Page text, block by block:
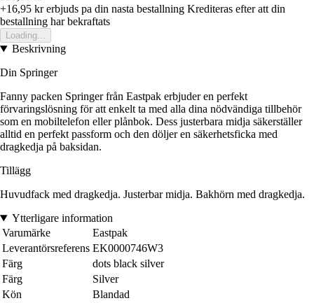
+16,95 krerbjuds pa din nasta bestallning Krediteras efter att din
bestallning har bekraftats
Loading...
Beskrivning
Din Springer
Fanny packen Springer från Eastpak erbjuder en perfekt
förvaringslösning för att enkelt ta med alla dina nödvändiga tillbehör
som en mobiltelefon eller plånbok. Dess justerbara midja säkerställer
alltid en perfekt passform och den döljer en säkerhetsficka med
dragkedja på baksidan.
Tillägg
Huvudfack med dragkedja. Justerbar midja. Bakhörn med dragkedja.
Ytterligare information
Varumärke
Eastpak
Leverantörsreferens EK0000746W3
Färg
dots black silver
Färg
Silver
Kön
Blandad